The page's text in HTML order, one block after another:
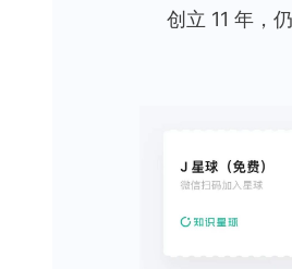
创立 11 年，